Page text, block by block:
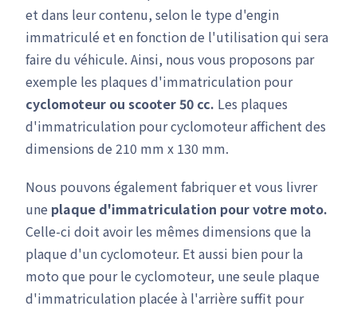
et dans leur contenu, selon le type d'engin
immatriculé et en fonction de l'utilisation qui sera
faire du véhicule. Ainsi, nous vous proposons par
exemple les plaques d'immatriculation pour
cyclomoteur ou scooter 50 cc. Les plaques
d'immatriculation pour cyclomoteur affichent des
dimensions de 210 mm x 130 mm.
Nous pouvons également fabriquer et vous livrer
une plaque d'immatriculation pour votre moto.
Celle-ci doit avoir les mêmes dimensions que la
plaque d'un cyclomoteur. Et aussi bien pour la
moto que pour le cyclomoteur, une seule plaque
d'immatriculation placée à l'arrière suffit pour